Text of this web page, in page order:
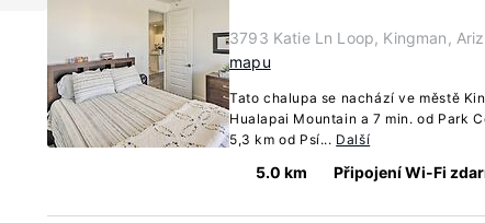
3793 Katie Ln Loop, Kingman,
mapu
Tato chalupa se nachází ve městě
Hualapai Mountain a 7 min. od Park
5,3 km od Psí... Další
5.0 km Připojení Wi-Fi